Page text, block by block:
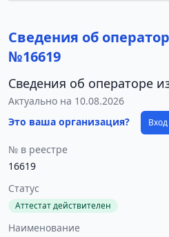
Сведения об
№16619
Сведения об операторе
Актуально на 10.08.2026
Это ваша организация?
№ в реестре
16619
Статус
Аттестат действителен
Наименование